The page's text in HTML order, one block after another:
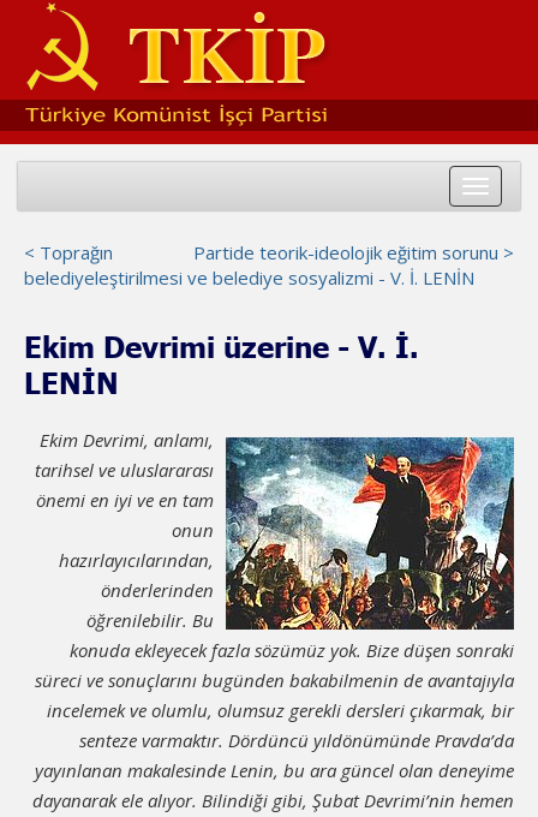
Toggle
Partide teorik-ideolojik eğitim sorunu >
< Toprağın
belediyeleştirilmesi ve belediye sosyalizmi - V. İ. LENİN
Ekim Devrimi üzerine - V. İ.
LENİN
Ekim Devrimi, anlamı,
tarihsel ve uluslararası
önemi en iyi ve en tam
onun
hazırlayıcılarından,
önderlerinden
öğrenilebilir. Bu
konuda ekleyecek fazla sözümüz yok. Bize düşen sonraki
süreci ve sonuçlarını bugünden bakabilmenin de avantajıyla
incelemek ve olumlu, olumsuz gerekli dersleri çıkarmak, bir
senteze varmaktır. Dördüncü yıldönümünde Pravda’da
yayınlanan makalesinde Lenin, bu ara güncel olan deneyime
dayanarak ele alıyor. Bilindiği gibi, Şubat Devrimi’nin hemen